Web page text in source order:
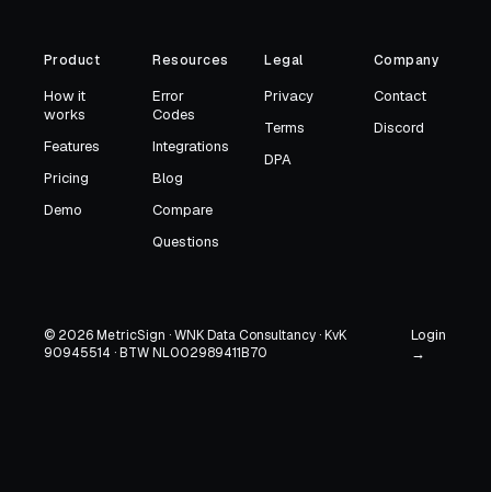
Product
How it
works
Features
Pricing
Demo
Resources
Error
Codes
Integrations
Blog
Compare
Questions
Legal
Privacy
Terms
DPA
Company
Contact
Discord
© 2026 MetricSign · WNK Data Consultancy · KvK
90945514 · BTW NL002989411B70
Login
→